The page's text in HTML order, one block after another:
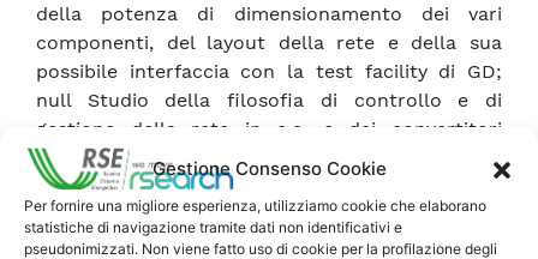
Gestione Consenso Cookie
Per fornire una migliore esperienza, utilizziamo cookie che elaborano
statistiche di navigazione tramite dati non identificativi e
pseudonimizzati. Non viene fatto uso di cookie per la profilazione degli
della potenza di dimensionamento dei vari
componenti, del layout della rete e della sua
possibile interfaccia con la test facility di GD;
null Studio della filosofia di controllo e di
gestione della rete in c.c. e dei convertitori
c.c./c.a., nonché della filosofia di protezione per
persone e impianti nell’ipotesi di guasti sulla rete
in c.c. e sulle apparecchiature alimentate; null
Studio, progettazione e definizione delle